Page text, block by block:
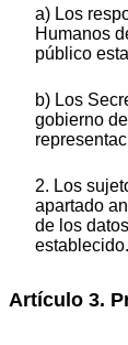
a) Los
Humanos
público
b) Los
gobierno
2. Los
apartado
de los
establecido.
Artículo 3.